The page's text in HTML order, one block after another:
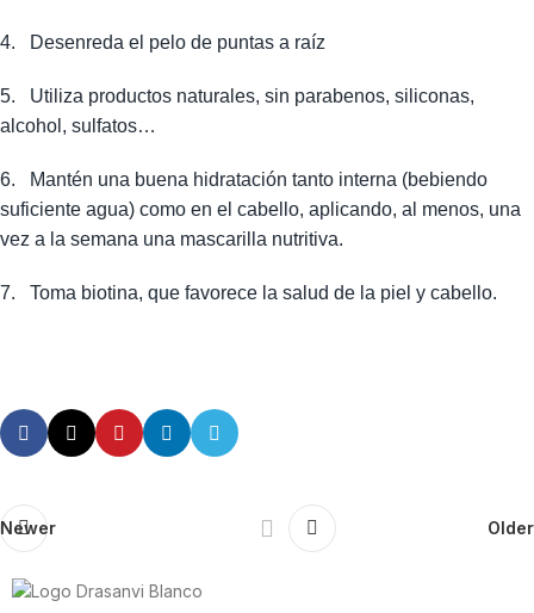
4. Desenreda el pelo de puntas a raíz
5.
Utiliza productos naturales, sin parabenos, siliconas,
alcohol, sulfatos…
6.
Mantén una buena hidratación tanto interna (bebiendo
suficiente agua) como en el cabello, aplicando, al menos, una
vez a la semana una mascarilla nutritiva.
7. Toma biotina, que favorece la salud de la piel y cabello.
Newer Older